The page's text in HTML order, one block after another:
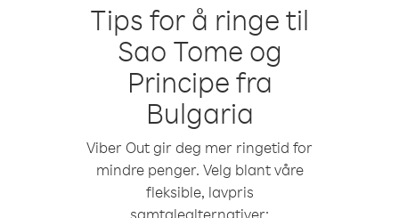
Tips for å ringe til
Sao Tome og
Principe fra
Bulgaria
Viber Out gir deg mer ringetid for
mindre penger. Velg blant våre
fleksible, lavpris
samtalealternativer: